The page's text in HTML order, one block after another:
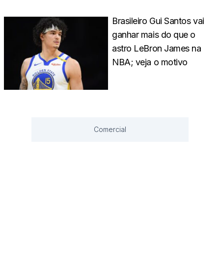
Brasileiro Gui Santos vai
ganhar mais do que o
astro LeBron James na
NBA; veja o motivo
Comercial